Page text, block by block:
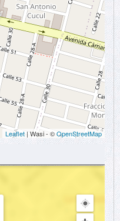
Leaflet | Wasi - ©OpenStreetMap